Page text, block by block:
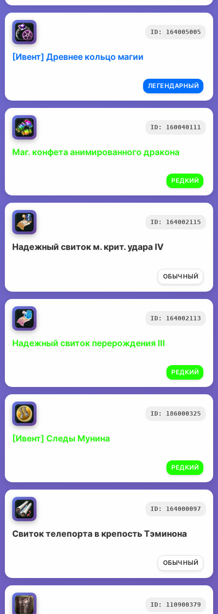
ID: 164005005
[Ивент] Древнее кольцо магии
ЛЕГЕНДАРНЫЙ
ID: 160040111
Маг. конфета анимированного дракона
РЕДКИЙ
ID: 164002115
Надежный свиток м. крит. удара IV
ОБЫЧНЫЙ
ID: 164002113
Надежный свиток перерождения III
РЕДКИЙ
ID: 186000325
[Ивент] Следы Мунина
РЕДКИЙ
ID: 164000097
Свиток телепорта в крепость Тэминона
ОБЫЧНЫЙ
ID: 110900379